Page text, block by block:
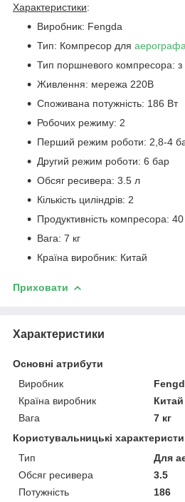
Характеристики:
Виробник: Fengda
Тип: Компресор для аерографа
Тип поршневого компресора:
Живлення: мережа 220В
Споживана потужність: 186 Вт
Робочих режиму: 2
Перший режим роботи: 2,8-4
Другий режим роботи: 6 бар
Обсяг ресивера: 3.5 л
Кількість циліндрів: 2
Продуктивність компресора:
Вага: 7 кг
Країна виробник: Китай
Приховати
Характеристики
Основні атрибути
Виробник
Країна виробник
Китай
Вага
7 кг
Користувальницькі
Тип
Для
Обсяг ресивера
3.5
Потужність
186